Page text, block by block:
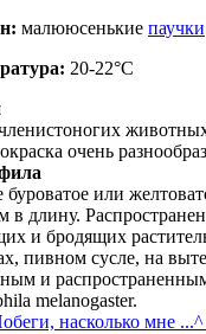
малююсенькие паучки
20-22°C
очень
буроватое или
в длину.
и бродящих
пивном сусле, на
и
melanogaster.
насколько мне ...^